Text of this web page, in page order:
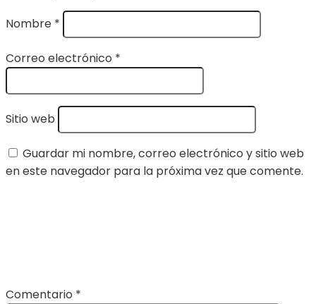
Nombre *
Correo electrónico *
Sitio web
Guardar mi nombre, correo electrónico y sitio web
en este navegador para la próxima vez que comente.
Comentario *